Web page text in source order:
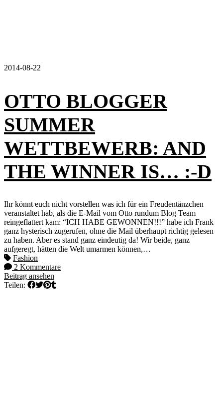
2014-08-22
OTTO BLOGGER
SUMMER
WETTBEWERB: AND
THE WINNER IS… :-D
Ihr könnt euch nicht vorstellen was ich für ein Freudentänzchen
veranstaltet hab, als die E-Mail vom Otto rundum Blog Team
reingeflattert kam: “ICH HABE GEWONNEN!!!” habe ich Frank
ganz hysterisch zugerufen, ohne die Mail überhaupt richtig gelesen
zu haben. Aber es stand ganz eindeutig da! Wir beide, ganz
aufgeregt, hätten die Welt umarmen können,…
Fashion
2 Kommentare
Beitrag ansehen
Teilen: